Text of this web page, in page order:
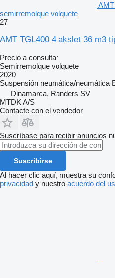
semirremolque volquete
27
AMT TGL400 4 akslet 36 m3
Precio a consultar
Semirremolque volquete
2020
Suspensión neumática/neumática
Dinamarca, Randers SV
MTDK A/S
Contacte con el vendedor
Suscríbase para recibir anuncios
Suscribirse
Al hacer clic aquí, muestra su
privacidad y nuestro acuerdo del